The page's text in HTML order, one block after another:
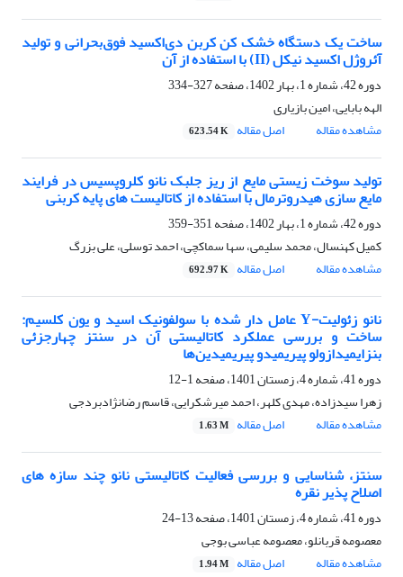
ساخت یک دستگاه خشک کن کربن دی‌اکسید فوق‌بحرانی و تولید
آئروژل اکسید نیکل (II) با استفاده از آن
دوره 42، شماره 1، بهار 1402، صفحه
327-334
الهه بابایی، امین بازیاری
مشاهده مقاله
اصل مقاله 623.54 K
تولید سوخت زیستی مایع از ریز جلبک نانو کلروپسیس در فرایند
مایع سازی هیدروترمال با استفاده از کاتالیست‌‌ های پایه کربنی
دوره 42، شماره 1، بهار 1402، صفحه
351-359
کمیل کهنسال، محمد سلیمی، سها سماکچی، احمد توسلی، علی بزرگ
مشاهده مقاله
اصل مقاله 692.97 K
نانو زئولیت-Y عامل دار شده با سولفونیک اسید و یون کلسیم:
ساخت و بررسی عملکرد کاتالیستی آن در سنتز چهارجزئی
بنزایمیدازولو پیریمیدو پیریمیدین‌ها
دوره 41، شماره 4، زمستان 1401، صفحه
1-12
زهرا سیدزاده، مهدی کلهر، احمد میرشکرایی، قاسم رضانژادبردجی
مشاهده مقاله
اصل مقاله 1.63 M
سنتز، شناسایی و بررسی فعالیت کاتالیستی نانو چند سازه های
اصلاح پذیر نقره
دوره 41، شماره 4، زمستان 1401، صفحه
13-24
معصومه قربانلو، معصومه عباسی بوجی
مشاهده مقاله
اصل مقاله 1.94 M